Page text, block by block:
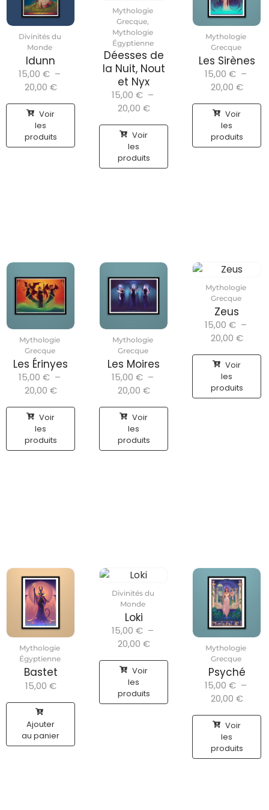
Divinités du
Monde
Idunn
15,00 € –
20,00 €
Voir
les
produits
Mythologie
Grecque,
Mythologie
Égyptienne
Déesses de
la Nuit, Nout
et Nyx
15,00 € –
20,00 €
Voir
les
produits
Mythologie
Grecque
Les Sirènes
15,00 € –
20,00 €
Voir
les
produits
Mythologie
Grecque
Les Érinyes
15,00 € –
20,00 €
Voir
les
produits
Mythologie
Grecque
Les Moires
15,00 € –
20,00 €
Voir
les
produits
Mythologie
Grecque
Zeus
15,00 € –
20,00 €
Voir
les
produits
Mythologie
Égyptienne
Bastet
15,00 €
Ajouter
au panier
Divinités du
Monde
Loki
15,00 € –
20,00 €
Voir
les
produits
Mythologie
Grecque
Psyché
15,00 € –
20,00 €
Voir
les
produits